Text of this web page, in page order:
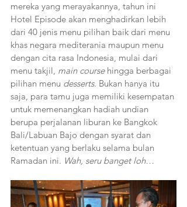
mereka yang merayakannya, tahun ini
Hotel Episode akan menghadirkan lebih
dari 40 jenis menu pilihan baik dari menu
khas negara mediterania maupun menu
dengan cita rasa Indonesia, mulai dari
menu takjil, main course hingga berbagai
pilihan menu desserts. Bukan hanya itu
saja, para tamu juga memiliki kesempatan
untuk memenangkan hadiah undian
berupa perjalanan liburan ke Bangkok
Bali/Labuan Bajo dengan syarat dan
ketentuan yang berlaku selama bulan
Ramadan ini. Wah, seru banget loh…